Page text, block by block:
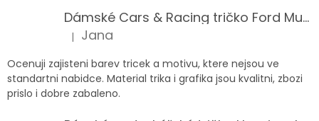
Dámské Cars & Racing tričko Ford Mustang 5. generace
Hodnocení produktu je 5 z 5 hvězdiček.
| Jana
Ocenuji zajisteni barev tricek a motivu, ktere nejsou ve
standartni nabidce. Material trika i grafika jsou kvalitni, zbozi
prislo i dobre zabaleno.